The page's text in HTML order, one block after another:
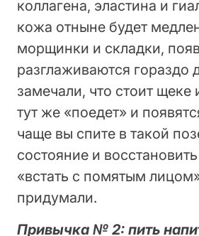
коллагена, эластина и
кожа отныне будет
морщинки и складки,
разглаживаются гораздо
замечали, что стоит щеке
тут же «поедет» и
чаще вы спите в такой
состояние и
«встать с помятым
придумали.
Привычка № 2: пить